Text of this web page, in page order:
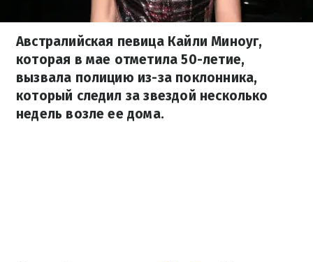
Австралийская певица Кайли Миноуг,
которая в мае отметила 50-летие,
вызвала полицию из-за поклонника,
который следил за звездой несколько
недель возле ее дома.